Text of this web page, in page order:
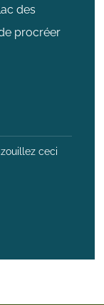
des
procréer
ceci